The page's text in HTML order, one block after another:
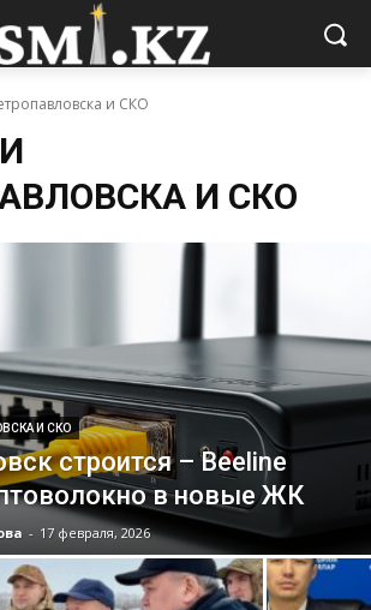
и СКО
И СКО
И СКО
строится – Beeline
в новые ЖК
- 17 февраля, 2026